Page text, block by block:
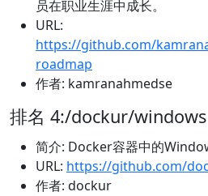
员在职业生涯中成长。
URL:
https://github.com/
roadmap
作者: kamranahmedse
排名 4:/dockur/windows
简介: Docker容器中的
URL: https://github.com/
作者: dockur